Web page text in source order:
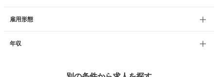
雇用形態
年収